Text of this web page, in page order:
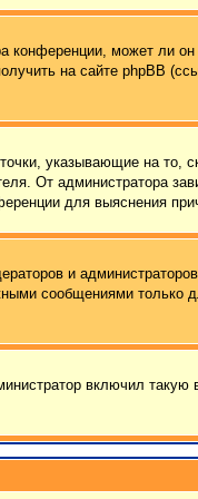
конференции, может ли
на сайте phpBB
указывающие на то,
От администратора
для выяснения
и
сообщениями только
включил такую